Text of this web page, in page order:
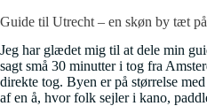
Guide til Utrecht – en skøn by tæt
Jeg har glædet mig til at dele min
sagt små 30 minutter i tog fra
direkte tog. Byen er på størrelse
af en å, hvor folk sejler i kano,